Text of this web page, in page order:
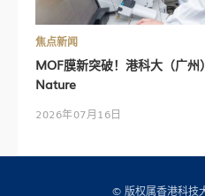
焦点新闻
MOF膜新突破！港科大（广
Nature
2026年07月16日
© 版权属香港科技